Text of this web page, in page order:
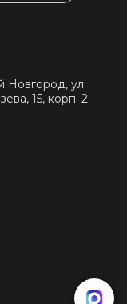
Новгород, ул.
15, корп. 2